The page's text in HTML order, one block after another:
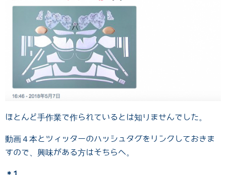
ほとんど手作業で作られているとは知りませんでした。
動画４本とツィッターのハッシュタグをリンクしておきま
すので、興味がある方はそちらへ。